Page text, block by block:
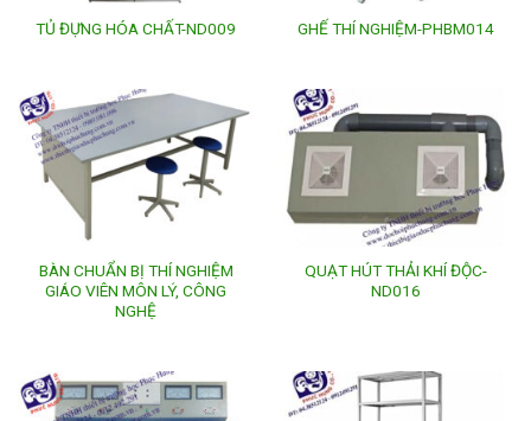
TỦ ĐỰNG HÓA CHẤT-ND009 GHẾ THÍ NGHIỆM-PHBM014
BÀN CHUẨN BỊ THÍ NGHIỆM
GIÁO VIÊN MÔN LÝ, CÔNG
NGHỆ
QUẠT HÚT THẢI KHÍ ĐỘC-
ND016